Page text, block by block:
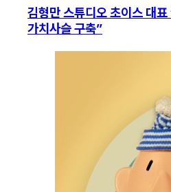
김형만 스튜디오 초이스 대
가치사슬 구축”